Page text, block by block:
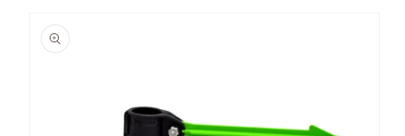
informations
produit